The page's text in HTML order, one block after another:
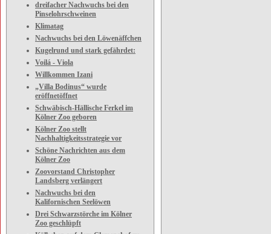
dreifacher Nachwuchs bei den
Pinselohrschweinen
Klimatag
Nachwuchs bei den Löwenäffchen
Kugelrund und stark gefährdet:
Voilá - Viola
Willkommen Izani
„Villa Bodinus“ wurde
eröffnetöffnet
Schwäbisch-Hällische Ferkel im
Kölner Zoo geboren
Kölner Zoo stellt
Nachhaltigkeitsstrategie vor
Schöne Nachrichten aus dem
Kölner Zoo
Zoovorstand Christopher
Landsberg verlängert
Nachwuchs bei den
Kalifornischen Seelöwen
Drei Schwarzstörche im Kölner
Zoo geschlüpft